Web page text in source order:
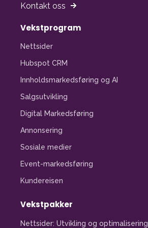
Kontakt oss
Vekstprogram
Nettsider
Hubspot CRM
Innholdsmarkedsføring og AI
Salgsutvikling
Digital Markedsføring
Annonsering
Sosiale medier
Event-markedsføring
Kundereisen
Vekstpakker
Nettsider: Utvikling og optimalisering